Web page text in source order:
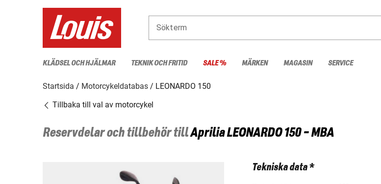
Sökterm
KLÄDSEL OCH HJÄLMAR TEKNIK OCH FRITID SALE % MÄRKEN MAGASIN SERVICE
Startsida Motorcykeldatabas
LEONARDO 150
Tillbaka till val av motorcykel
Reservdelar och tillbehör tillApriliaLEONARDO 150 - MBA
Tekniska data *